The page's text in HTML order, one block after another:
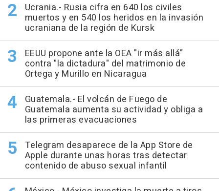
Ucrania.- Rusia cifra en 640 los civiles
muertos y en 540 los heridos en la invasión
ucraniana de la región de Kursk
EEUU propone ante la OEA "ir más allá"
contra "la dictadura" del matrimonio de
Ortega y Murillo en Nicaragua
Guatemala.- El volcán de Fuego de
Guatemala aumenta su actividad y obliga a
las primeras evacuaciones
Telegram desaparece de la App Store de
Apple durante unas horas tras detectar
contenido de abuso sexual infantil